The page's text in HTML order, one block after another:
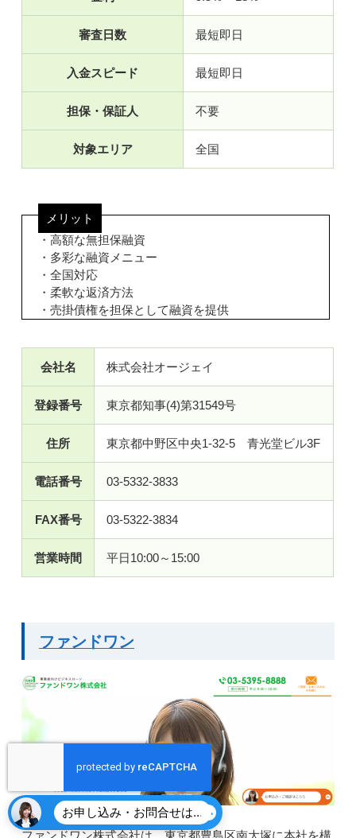
審査日数 最短即日
入金スピード 最短即日
担保・保証人 不要
対象エリア 全国
メリット
・高額な無担保融資
・多彩な融資メニュー
・全国対応
・柔軟な返済方法
・売掛債権を担保として融資を提供
会社名 株式会社オージェイ
登録番号 東京都知事(4)第31549号
住所 東京都中野区中央1-32-5 青光堂ビル3F
電話番号 03-5332-3833
FAX番号 03-5322-3834
営業時間 平日10:00～15:00
ファンドワン
お申し込み・お問合せはこちら